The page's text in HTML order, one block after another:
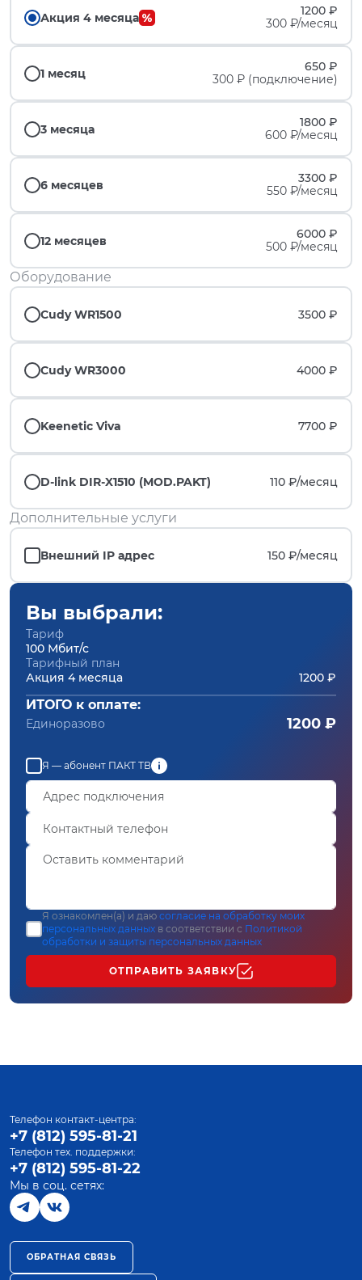
Акция 4 месяца
1200 ₽
300 ₽/месяц
1 месяц
650 ₽
300 ₽ (подключение)
3 месяца
1800 ₽
600 ₽/месяц
6 месяцев
3300 ₽
550 ₽/месяц
12 месяцев
6000 ₽
500 ₽/месяц
Оборудование
Cudy WR1500 3500 ₽
Cudy WR3000 4000 ₽
Keenetic Viva 7700 ₽
D-link DIR-X1510 (MOD.PAKT) 110 ₽/месяц
Дополнительные услуги
Внешний IP адрес 150 ₽/месяц
Вы выбрали:
Тариф
100 Мбит/с
Тарифный план
Акция 4 месяца
1200 ₽
ИТОГО к оплате:
Единоразово 1200 ₽
Я — абонент ПАКТ ТВ
Я ознакомлен(а) и даю согласие на обработку моих
персональных данных в соответствии с Политикой
обработки и защиты персональных данных
ОТПРАВИТЬ ЗАЯВКУ
Телефон контакт-центра:
+7 (812) 595-81-21
Телефон тех. поддержки:
+7 (812) 595-81-22
Мы в соц. сетях:
ОБРАТНАЯ СВЯЗЬ